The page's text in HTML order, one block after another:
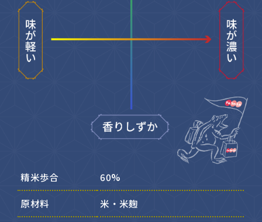
精米歩合 60%
原材料 米・米麹